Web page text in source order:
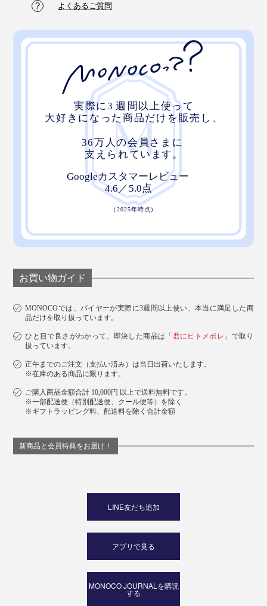
よくあるご質問
お買い物ガイド
MONOCOでは、バイヤーが実際に3週間以上使い、本当に満足した商
品だけを取り扱っています。
ひと目で良さがわかって、即決した商品は「 君にヒトメボレ 」で取り
扱っています。
正午までのご注文（支払い済み）は当日出荷いたします。
※在庫のある商品に限ります。
ご購入商品金額合計 10,000円 以上で送料無料です。
※一部配送便（特別配送便、クール便等）を除く
※ギフトラッピング料、配送料を除く合計金額
新商品と会員特典をお届け！
LINE友だち追加
アプリで見る
MONOCO JOURNALを購読
する